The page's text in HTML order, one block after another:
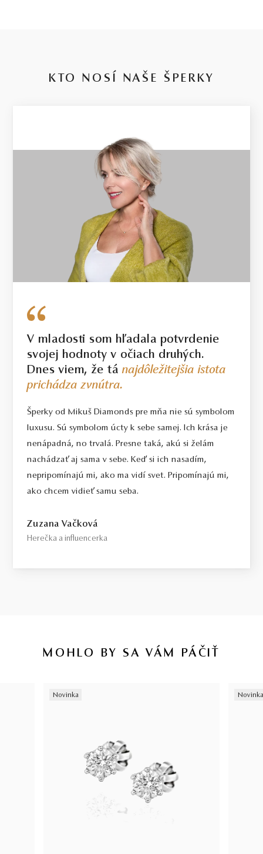
KTO NOSÍ NAŠE ŠPERKY
V mladosti som hľadala potvrdenie
svojej hodnoty v očiach druhých.
Dnes viem, že tánajdôležitejšia istota
prichádza zvnútra.
Šperky od Mikuš Diamonds pre mňa nie sú symbolom
luxusu. Sú symbolom úcty k sebe samej. Ich krása je
nenápadná, no trvalá. Presne taká, akú si želám
nachádzať aj sama v sebe. Keď si ich nasadím,
nepripomínajú mi, ako ma vidí svet. Pripomínajú mi,
ako chcem vidieť samu seba.
Zuzana Vačková
Herečka a influencerka
MOHLO BY SA VÁM PÁČIŤ
Novinka Novinka